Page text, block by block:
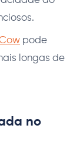
pode
longas de
no